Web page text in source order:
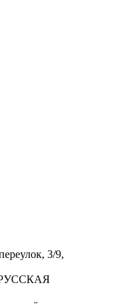
3/9,